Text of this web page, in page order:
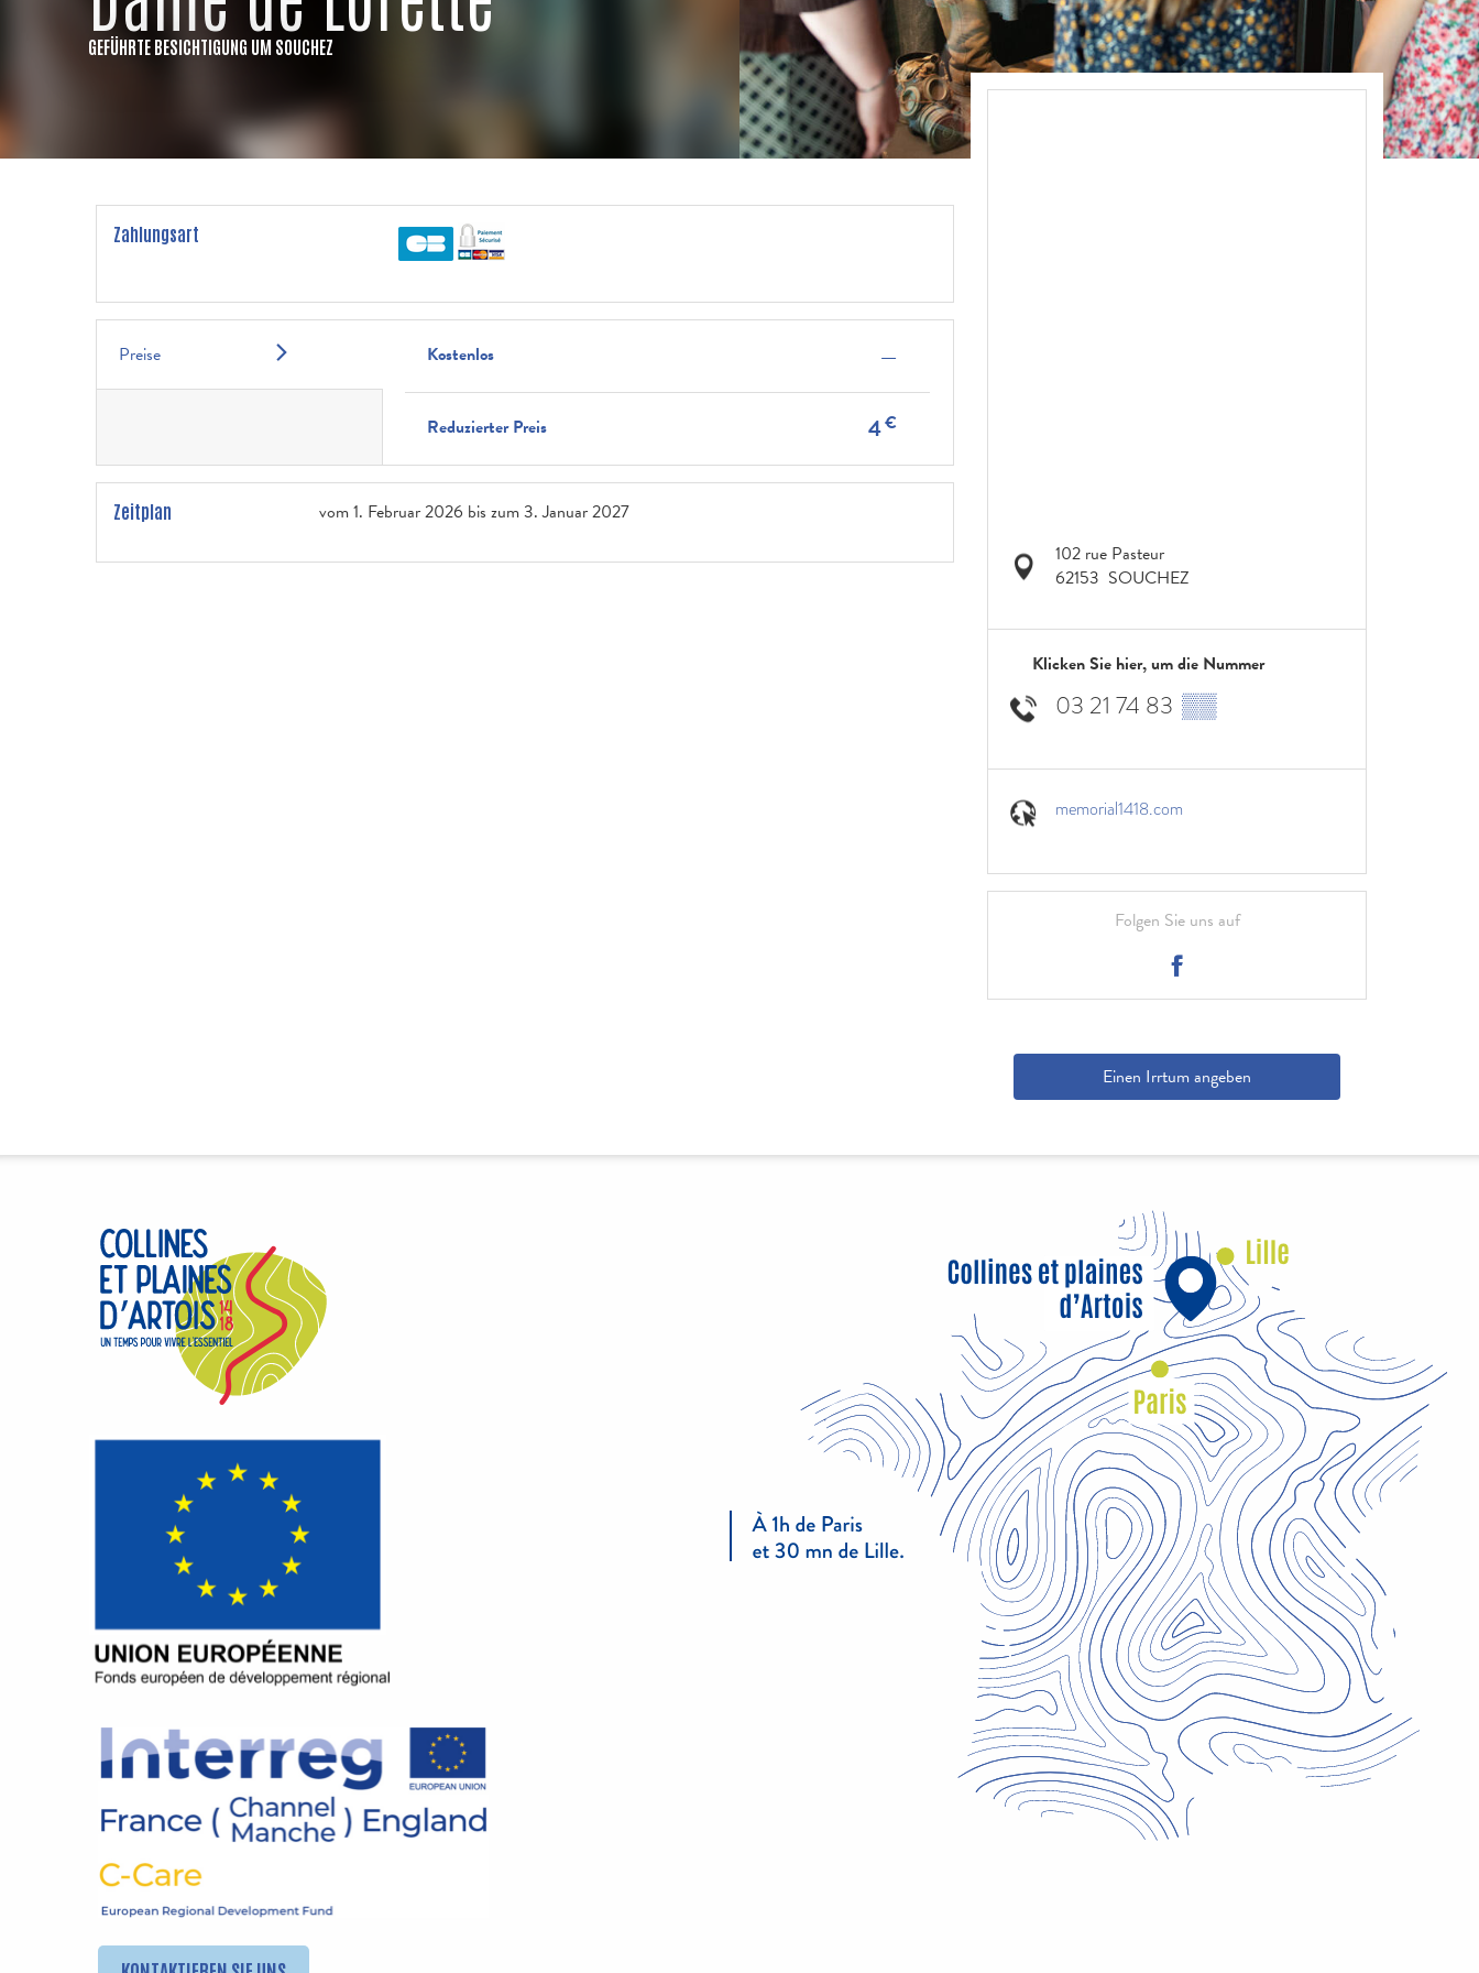
GEFÜHRTE BESICHTIGUNG UM SOUCHEZ
Zahlungsart
Preise Kostenlos —
Reduzierter Preis 4€
Zeitplan vom1. Februar 2026 bis zum3. Januar 2027
102 rue Pasteur
62153 SOUCHEZ
Klicken Sie hier, um die Nummer
03 21 74 83 ▒▒
memorial1418.com
Folgen Sie uns auf
Einen Irrtum angeben